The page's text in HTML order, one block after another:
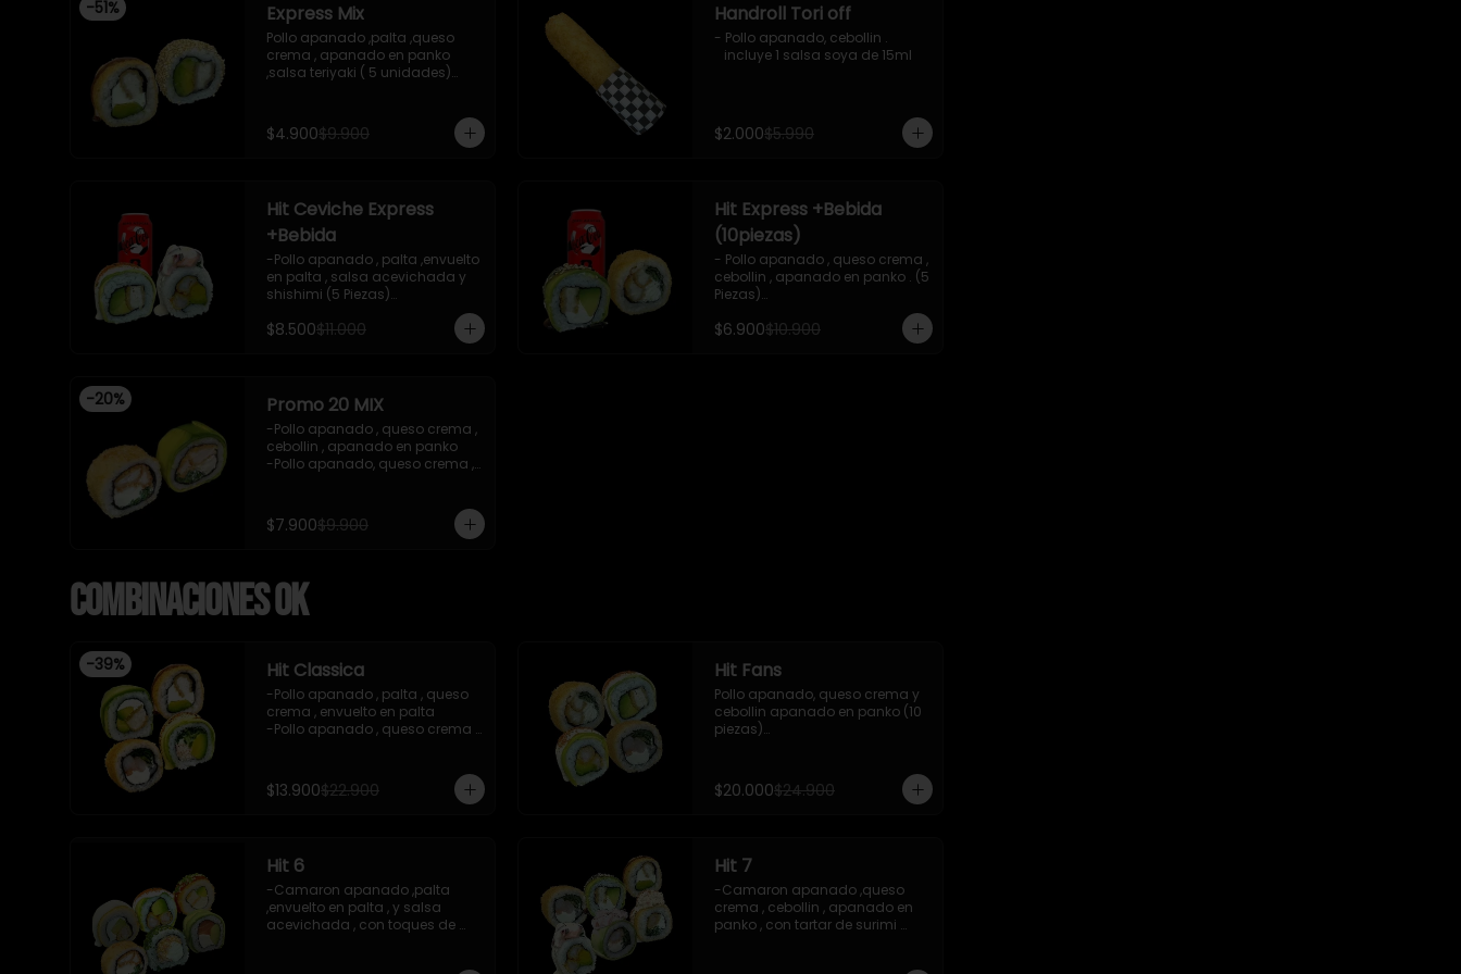
-incluye 2 salsas de soya , 1
salsa teriyaki , 1wasabi , 1
gengibre , 3 palitos .
-Imagen referencial .
-51% Express Mix
Pollo apanado ,palta ,queso
crema , apanado en panko
,salsa teriyaki ( 5 unidades)
incluye 1 salsa de soya de 15 ml
$4.900$9.900
Handroll Tori off
- Pollo apanado, cebollin .
   incluye 1 salsa soya de 15ml
$2.000$5.990
Hit Ceviche Express
+Bebida
-Pollo apanado , palta ,envuelto
en palta , salsa acevichada y
shishimi (5 Piezas)
,ceviche mixto , salsa
15ml
- IMAGEN REFERENCIAL
$8.500$11.000
Hit Express +Bebida
(10piezas)
- Pollo apanado , queso crema ,
cebollin , apanado en panko . (5
Piezas)
-Pollo apanado , queso crema ,
palta ,envuelto en palta , salsa
$6.900$10.900
-20% Promo 20 MIX
-Pollo apanado , queso crema ,
cebollin , apanado en panko
-Pollo apanado, queso crema ,
-incluye 1 salsa de soya , 1
salsa teriyaki
$7.900$9.900
Combinaciones OK
-39% Hit Classica
-Pollo apanado , palta , queso
crema , envuelto en palta
-Pollo apanado , queso crema ,
-Camaron cocido ,queso
crema , cebollin , apanado en
,salsa tari , salsa teriyaki .
-incluye 2 salsas de soya , 1
salsa teriyaki , 1 gengibre , 1
wasabi , 3 palitos.
-imagen referencial
$13.900$22.900
Hit Fans
Pollo apanado, queso crema y
cebollin apanado en panko (10
piezas)
panko (10 piezas)
- Camaron apanado y palta
- Pollo apanado y palta
envuelto en palta con salsa
acevichada y shishimi (10
piezas)
$20.000$24.900
Hit 6
-Camaron apanado ,palta
,envuelto en palta , y salsa
acevichada , con toques de
Hit 7
-Camaron apanado ,queso
crema , cebollin , apanado en
panko , con tartar de surimi